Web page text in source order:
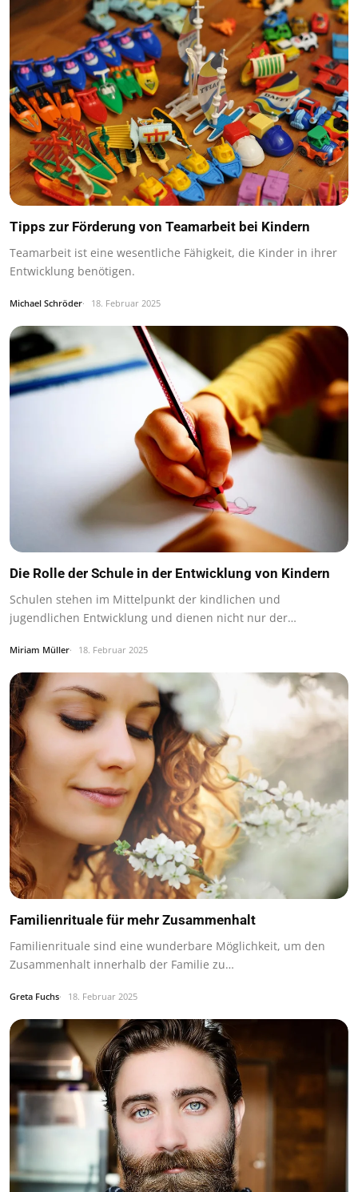
Tipps zur Förderung von Teamarbeit bei Kindern
Teamarbeit ist eine wesentliche Fähigkeit, die Kinder in ihrer
Entwicklung benötigen.
Michael Schröder 18. Februar 2025
Die Rolle der Schule in der Entwicklung von Kindern
Schulen stehen im Mittelpunkt der kindlichen und
jugendlichen Entwicklung und dienen nicht nur der…
Miriam Müller 18. Februar 2025
Familienrituale für mehr Zusammenhalt
Familienrituale sind eine wunderbare Möglichkeit, um den
Zusammenhalt innerhalb der Familie zu…
Greta Fuchs 18. Februar 2025